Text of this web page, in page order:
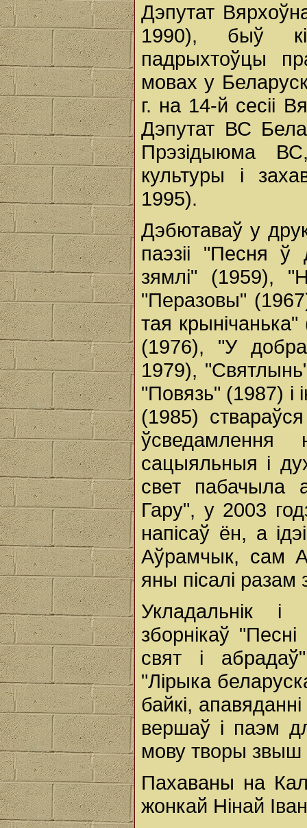
Дэпутат
1990), быў
падрыхтоўцы
мовах у
г. на 14-й сесіі
Дэпутат ВС
Прэзідыюма
культуры і
1995).
Дэбютаваў у
паэзіі "Песня
зямлі" (1959),
"Перазовы"
тая
(1976), "У
1979),
"Повязь" (1987)
(1985)
ўсведамлення
сацыяльныя і
свет пабачыла
Гару", у 2003
напісаў ён, а
Аўрамчык, сам
яны пісалі разам
Укладальнік і
зборнікаў
свят і
"Лірыка
байкі,
вершаў і паэм
мову творы звыш
Пахаваны на
жонкай Нінай